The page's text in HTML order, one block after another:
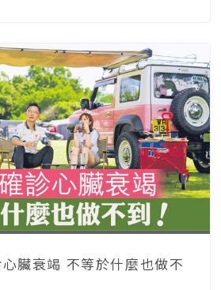
臟衰竭 不等於什麼也做不